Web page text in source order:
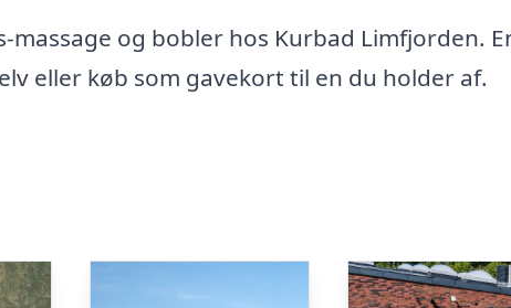
massage og bobler hos Kurbad Limfjorden.
eller køb som gavekort til en du holder af.